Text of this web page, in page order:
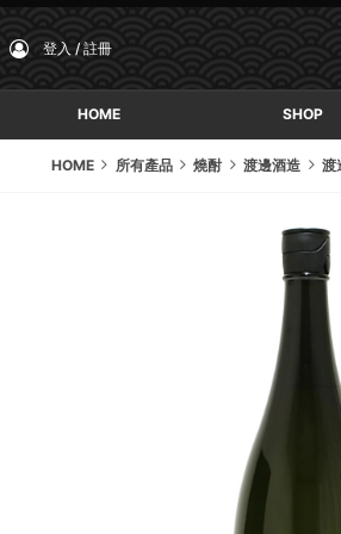
登入 / 註冊
HOME SHOP
HOME 所有產品 燒酎 渡邊酒造 渡